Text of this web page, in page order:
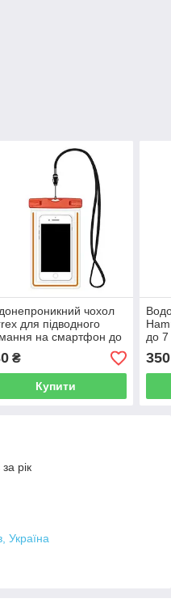
чохол
для підводного
на смартфон до
₴
Купити
до 7
350
рік
Україна